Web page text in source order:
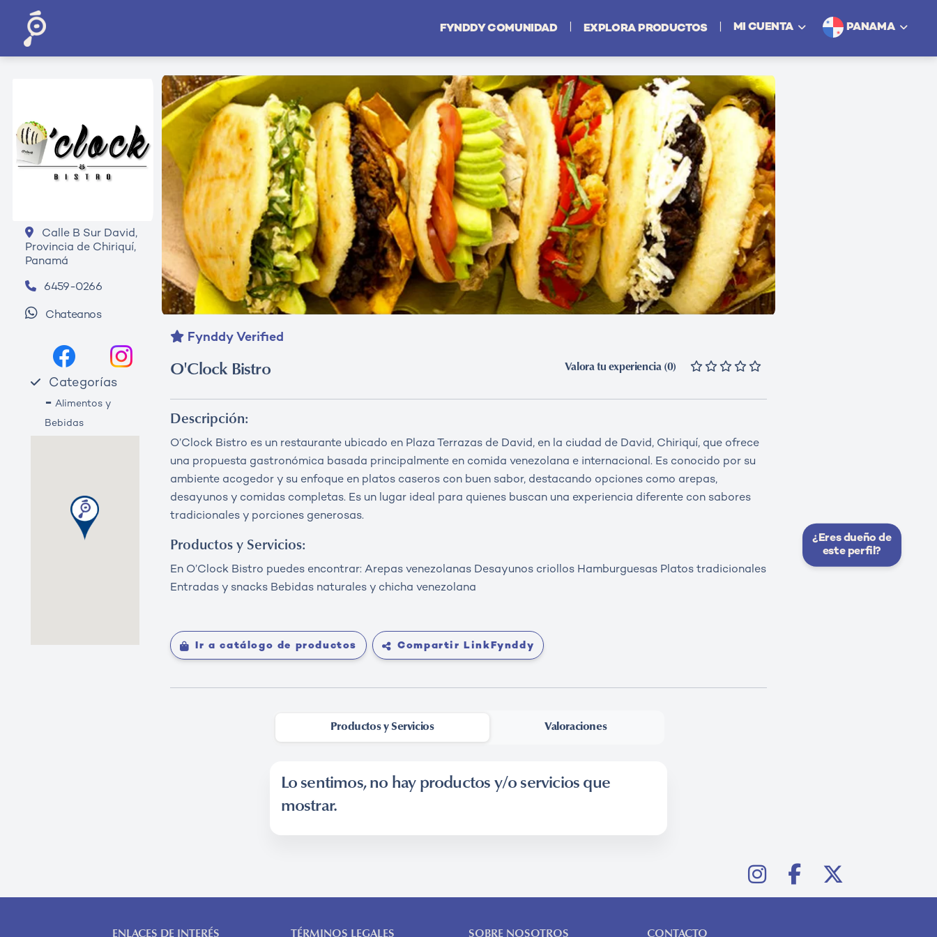
FYNDDY COMUNIDAD EXPLORA PRODUCTOS MI CUENTA
Iniciar Sesión
Regístrese como Persona
Regístrese como Negocio
PANAMA
Calle B Sur David,
Provincia de Chiriquí,
Panamá
6459-0266
Chateanos
Categorías
- Alimentos y
Bebidas
Fynddy Verified
O'Clock Bistro Valora tu experiencia (0)
Descripción:
O’Clock Bistro es un restaurante ubicado en Plaza Terrazas de David, en la ciudad de David, Chiriquí, que ofrece
una propuesta gastronómica basada principalmente en comida venezolana e internacional. Es conocido por su
ambiente acogedor y su enfoque en platos caseros con buen sabor, destacando opciones como arepas,
desayunos y comidas completas. Es un lugar ideal para quienes buscan una experiencia diferente con sabores
tradicionales y porciones generosas.
Productos y Servicios:
En O’Clock Bistro puedes encontrar: Arepas venezolanas Desayunos criollos Hamburguesas Platos tradicionales
Entradas y snacks Bebidas naturales y chicha venezolana
Ir a catálogo de productos Compartir LinkFynddy
Productos y Servicios Valoraciones
-
Lo sentimos, no hay productos y/o servicios que
mostrar.
¿Eres dueño de
este perfil?
ENLACES DE INTERÉS TÉRMINOS LEGALES SOBRE NOSOTROS CONTACTO